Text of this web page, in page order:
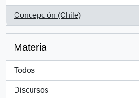
Concepción (Chile)
, 1 resultados
Materia
Todos
Discursos
, 1 resultados